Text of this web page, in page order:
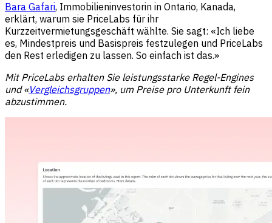
Bara Gafari, Immobilieninvestorin in Ontario, Kanada,
erklärt, warum sie PriceLabs für ihr
Kurzzeitvermietungsgeschäft wählte. Sie sagt: «Ich liebe
es, Mindestpreis und Basispreis festzulegen und PriceLabs
den Rest erledigen zu lassen. So einfach ist das.»
Mit PriceLabs erhalten Sie leistungsstarke Regel-Engines
und «Vergleichsgruppen», um Preise pro Unterkunft fein
abzustimmen.